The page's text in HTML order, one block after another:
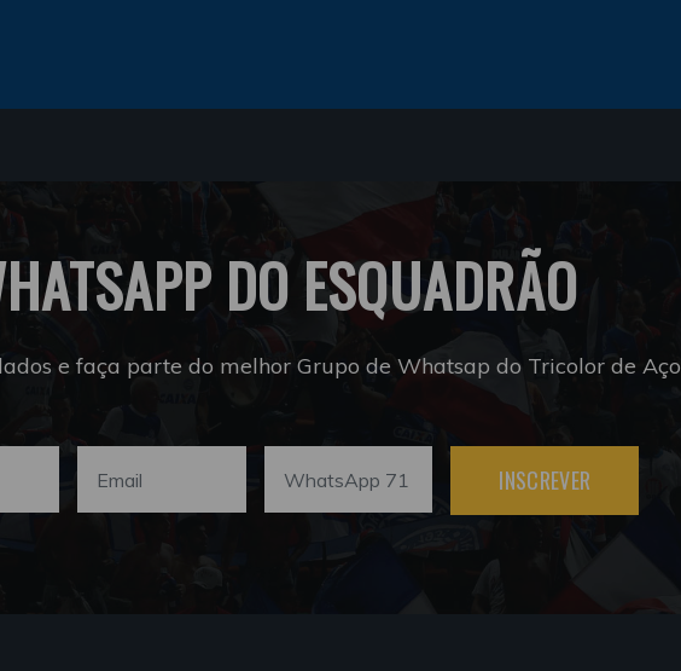
DO ESQUADRÃO
e faça parte do melhor Grupo de Whatsap do Tricolor de Aço
INSCREVER